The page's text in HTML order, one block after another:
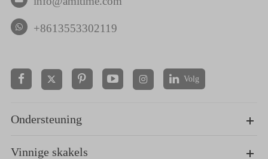
+8613553302119
  Volg
Ondersteuning
Vinnige skakels